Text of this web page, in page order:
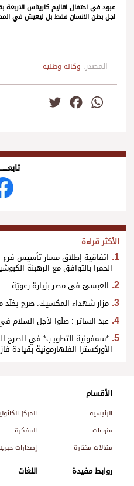
عبود في احتفال اقاليم كاريتاس
اجل بطن الانسان فقط بل ليعيش في
المصدر: وكالة وطنية
WhatsApp
Facebook
الأكثر قراءة
اتفاقية إطلاق مسار تأسيس
الحمرا بالتوافق مع الرهبنة
العبسيّ في مصر بزيارة رعويّة
مزار شهداء المكسيك: صرح يخلّد
عبد الساتر : صلّوا لأجل السلام
*سمفونية التطويب* في الصرح
الأوركسترا الفلهارمونية بقيادة
الأقسام
الرئيسية المركز
منوعات
المفكرة
مقالات مختارة
إصدارات
روابط مفيدة اللغات